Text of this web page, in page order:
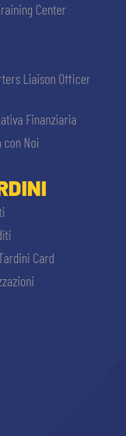
Center
Liaison Officer
Finanziaria
con Noi
Card